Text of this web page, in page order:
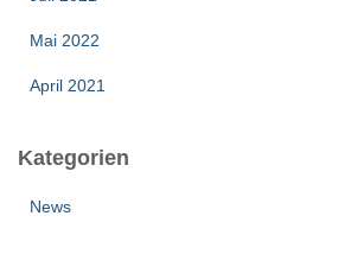
Mai 2022
April 2021
Kategorien
News